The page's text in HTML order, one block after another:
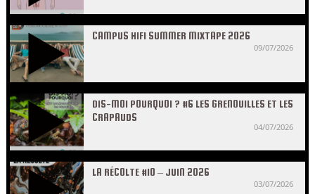
CAMPUS HIFI SUMMER MIXTAPE 2026
09/07/2026
DIS-MOI POURQUOI ? #6 LES GRENOUILLES ET LES
CRAPAUDS
04/07/2026
LA RÉCOLTE #10 – JUIN 2026
03/07/2026